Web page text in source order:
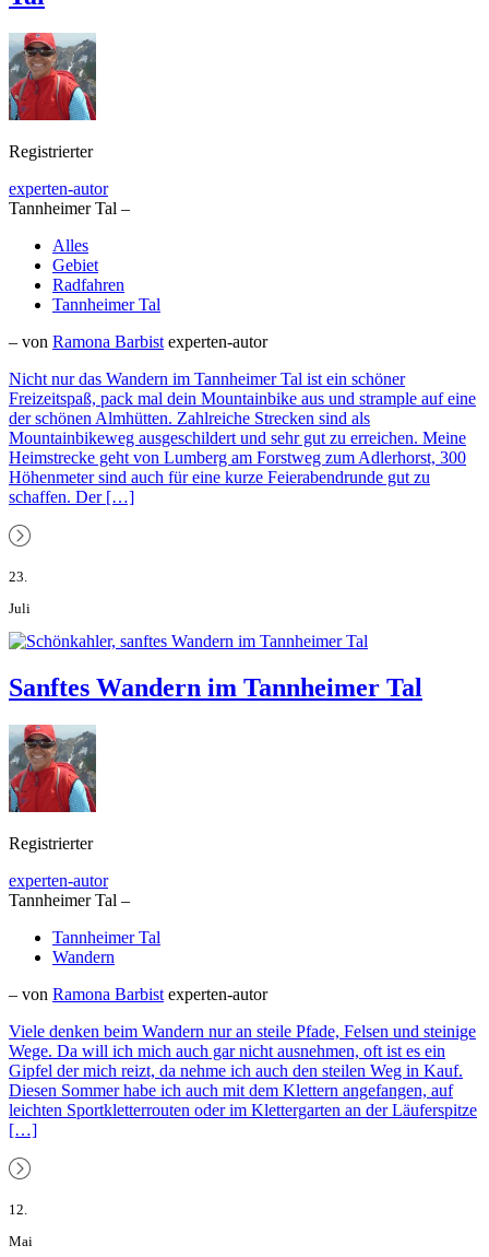
Registrierter
experten-autor
Tannheimer Tal –
Alles
Gebiet
Radfahren
Tannheimer Tal
– von Ramona Barbist experten-autor
Nicht nur das Wandern im Tannheimer Tal ist ein schöner
Freizeitspaß, pack mal dein Mountainbike aus und strample auf eine
der schönen Almhütten. Zahlreiche Strecken sind als
Mountainbikeweg ausgeschildert und sehr gut zu erreichen. Meine
Heimstrecke geht von Lumberg am Forstweg zum Adlerhorst, 300
Höhenmeter sind auch für eine kurze Feierabendrunde gut zu
schaffen. Der […]
23.
Juli
Sanftes Wandern im Tannheimer Tal
Registrierter
experten-autor
Tannheimer Tal –
Tannheimer Tal
Wandern
– von Ramona Barbist experten-autor
Viele denken beim Wandern nur an steile Pfade, Felsen und steinige
Wege. Da will ich mich auch gar nicht ausnehmen, oft ist es ein
Gipfel der mich reizt, da nehme ich auch den steilen Weg in Kauf.
Diesen Sommer habe ich auch mit dem Klettern angefangen, auf
leichten Sportkletterrouten oder im Klettergarten an der Läuferspitze
[…]
12.
Mai